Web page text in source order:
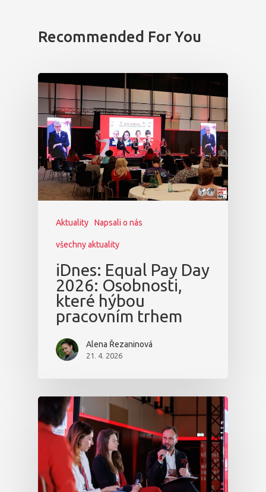
Recommended For You
Aktuality Napsali o nás
všechny aktuality
iDnes: Equal Pay Day
2026: Osobnosti,
které hýbou
pracovním trhem
Alena Řezaninová
21. 4. 2026
Dopad
Aktuality
Partneři
Vstupenky